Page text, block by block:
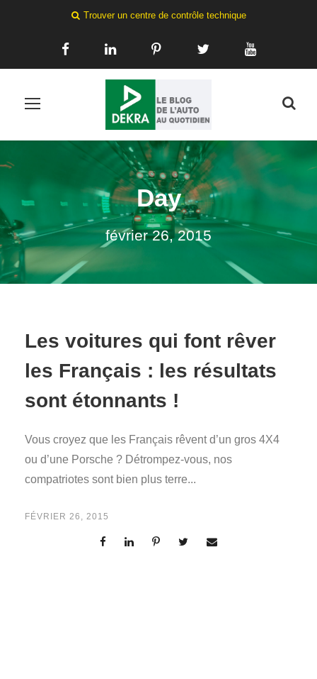
Trouver un centre de contrôle technique
Day
février 26, 2015
Les voitures qui font rêver
les Français : les résultats
sont étonnants !
Vous croyez que les Français rêvent d’un gros 4X4
ou d’une Porsche ? Détrompez-vous, nos
compatriotes sont bien plus terre...
FÉVRIER 26, 2015